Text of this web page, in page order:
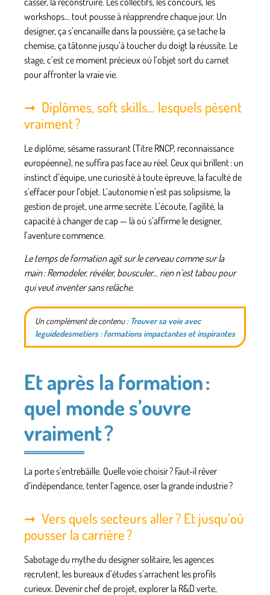
workshops… tout pousse à réapprendre chaque jour. Un
designer, ça s’encanaille dans la poussière, ça se tache la
chemise, ça tâtonne jusqu’à toucher du doigt la réussite. Le
stage, c’est ce moment précieux où l’objet sort du carnet
pour affronter la vraie vie.
Diplômes, soft skills… lesquels pèsent
vraiment ?
Le diplôme, sésame rassurant (Titre RNCP, reconnaissance
européenne), ne suffira pas face au réel. Ceux qui brillent : un
instinct d’équipe, une curiosité à toute épreuve, la faculté de
s’effacer pour l’objet. L’autonomie n’est pas solipsisme, la
gestion de projet, une arme secrète. L’écoute, l’agilité, la
capacité à changer de cap — là où s’affirme le designer,
l’aventure commence.
Le temps de formation agit sur le cerveau comme sur la
main : Remodeler, révéler, bousculer… rien n’est tabou pour
qui veut inventer sans relâche.
Un complément de contenu : Trouver sa voie avec
leguidedesmetiers : formations impactantes et inspirantes
Et après la formation :
quel monde s’ouvre
vraiment ?
La porte s’entrebâille. Quelle voie choisir ? Faut-il rêver
d’indépendance, tenter l’agence, oser la grande industrie ?
Vers quels secteurs aller ? Et jusqu’où
pousser la carrière ?
Sabotage du mythe du designer solitaire, les agences
recrutent, les bureaux d’études s’arrachent les profils
curieux. Devenir chef de projet, explorer la R&D verte,